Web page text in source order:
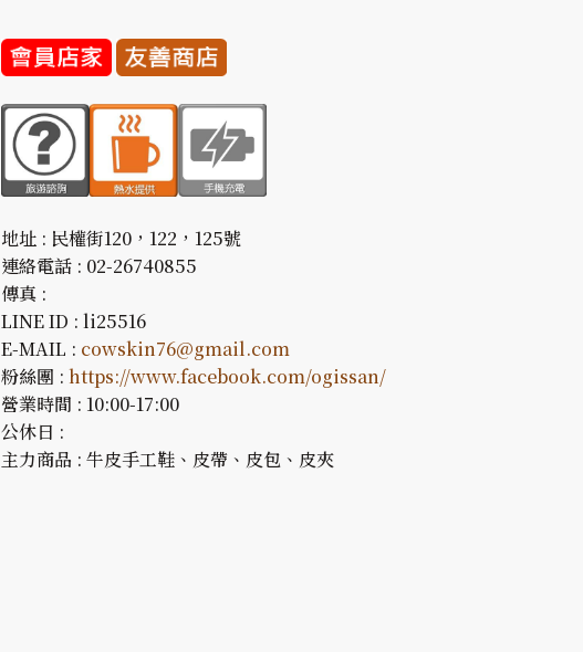
地址 : 民權街120，122，125號
連絡電話 : 02-26740855
傳真 :
LINE ID : li25516
E-MAIL : cowskin76@gmail.com
粉絲團 : https://www.facebook.com/ogissan/
營業時間 : 10:00-17:00
公休日 :
主力商品 : 牛皮手工鞋、皮帶、皮包、皮夾